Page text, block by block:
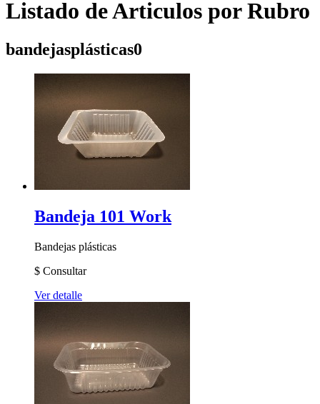
Listado de Articulos por Rubro
bandejasplásticas0
Bandeja 101 Work
Bandejas plásticas
$ Consultar
Ver detalle